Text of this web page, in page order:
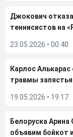
Джокович
теннисистов на
23.05.2026 • 00:40
Карлос
травмы запястья
19.05.2026 • 19:17
Белоруска
объявим бойкот